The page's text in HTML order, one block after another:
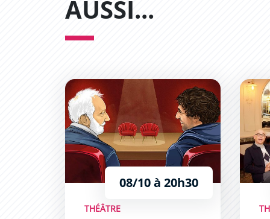
AUSSI...
L’Expérience Théâtrale
08/10 à 20h30
THÉÂTRE